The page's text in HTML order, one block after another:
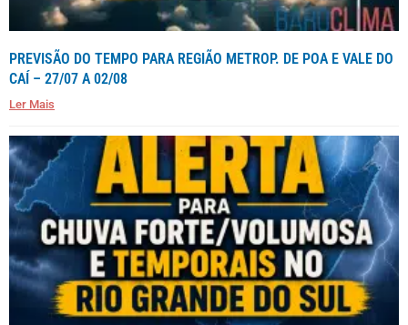
PREVISÃO DO TEMPO PARA REGIÃO METROP. DE POA E VALE DO
CAÍ – 27/07 A 02/08
Ler Mais